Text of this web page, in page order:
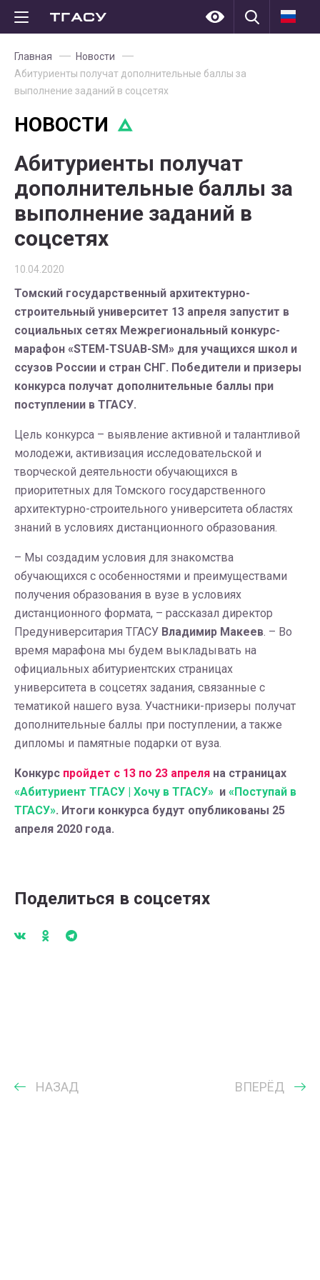
Главная
Новости
Абитуриенты получат дополнительные баллы за
выполнение заданий в соцсетях
НОВОСТИ
Абитуриенты получат
дополнительные баллы за
выполнение заданий в
соцсетях
10.04.2020
Томский государственный архитектурно-
строительный университет 13 апреля запустит в
социальных сетях Межрегиональный конкурс-
марафон «STEM-TSUAB-SM» для учащихся школ и
ссузов России и стран СНГ. Победители и призеры
конкурса получат дополнительные баллы при
поступлении в ТГАСУ.
Цель конкурса – выявление активной и талантливой
молодежи, активизация исследовательской и
творческой деятельности обучающихся в
приоритетных для Томского государственного
архитектурно-строительного университета областях
знаний в условиях дистанционного образования.
– Мы создадим условия для знакомства
обучающихся с особенностями и преимуществами
получения образования в вузе в условиях
дистанционного формата, – рассказал директор
Предуниверситария ТГАСУ Владимир Макеев. – Во
время марафона мы будем выкладывать на
официальных абитуриентских страницах
университета в соцсетях задания, связанные с
тематикой нашего вуза. Участники-призеры получат
дополнительные баллы при поступлении, а также
дипломы и памятные подарки от вуза.
Конкурс пройдет с 13 по 23 апреля на страницах
«Абитуриент ТГАСУ | Хочу в ТГАСУ» и «Поступай в
ТГАСУ». Итоги конкурса будут опубликованы 25
апреля 2020 года.
Поделиться в соцсетях
НАЗАД ВПЕРЁД